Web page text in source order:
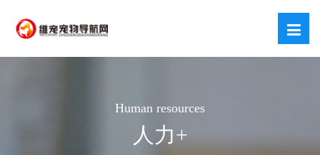
Human resources
人力+